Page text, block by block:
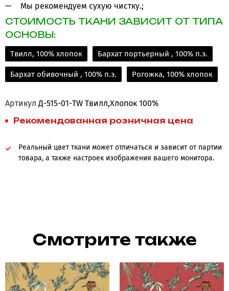
Мы рекомендуем сухую чистку.;
СТОИМОСТЬ ТКАНИ ЗАВИСИТ ОТ ТИПА
ОСНОВЫ:
Твилл, 100% хлопок Бархат портьерный , 100% п.э.
Бархат обивочный , 100% п.э. Рогожка, 100% хлопок
Артикул Д-515-01-TW Твилл,Хлопок 100%
Рекомендованная розничная цена
Реальный цвет ткани может отличаться и зависит от партии
товара, а также настроек изображения вашего монитора.
Смотрите также